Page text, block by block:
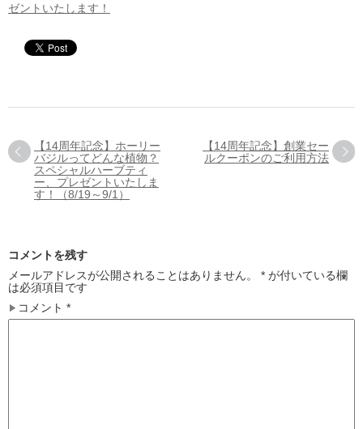
ゼントいたします！
【14周年記念】ホーリー
バジルってどんな植物？
スペシャルハーブティ
ー、プレゼントいたしま
す！（8/19～9/1）
【14周年記念】創業セー
ルクーポンのご利用方法
コメントを残す
メールアドレスが公開されることはありません。
* が付いている欄
は必須項目です
コメント *